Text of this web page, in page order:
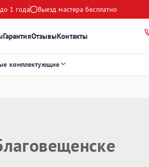
1 года Выезд мастера бесплатно
ГарантияОтзывыКонтакты
комплектующие